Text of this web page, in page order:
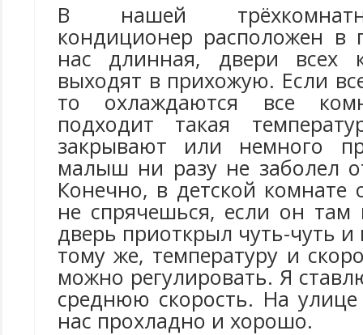
В нашей
кондиционер расположен в
нас длинная, двери всех
выходят в прихожую. Если
то охлаждаются все
подходит такая
закрывают или немного
малыш ни разу не заболел
Конечно, в детской комнате
не спрячешься, если он там
дверь приоткрыл чуть-чуть
тому же, температуру и
можно регулировать. Я
среднюю скорость. На
нас прохладно и хорошо.